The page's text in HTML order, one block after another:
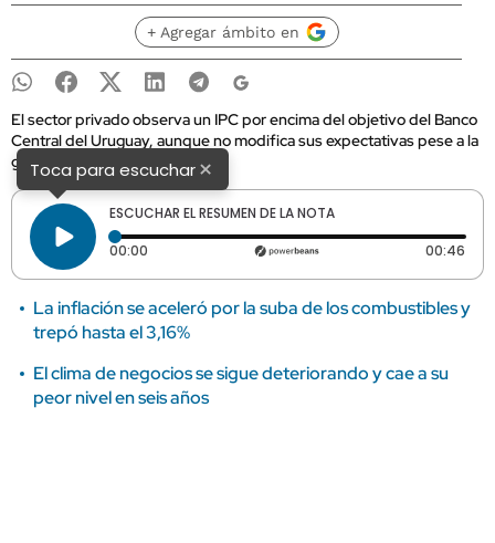
+ Agregar ámbito en
El sector privado observa un IPC por encima del objetivo del Banco
Central del Uruguay, aunque no modifica sus expectativas pese a la
guerra en Medio Oriente.
Toca para escuchar×
ESCUCHAR EL RESUMEN DE LA NOTA
00:00 Tiempo transcurrido: 0 segundos 00:46
La inflación se aceleró por la suba de los combustibles y
trepó hasta el 3,16%
El clima de negocios se sigue deteriorando y cae a su
peor nivel en seis años